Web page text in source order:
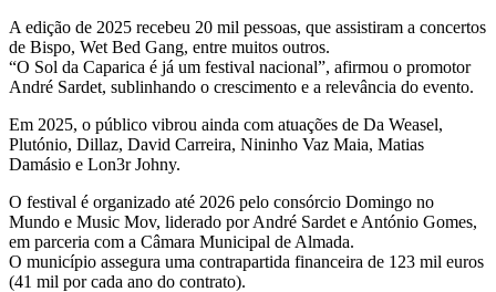
A edição de 2025 recebeu 20 mil pessoas, que assistiram a concertos
de Bispo, Wet Bed Gang, entre muitos outros.
“O Sol da Caparica é já um festival nacional”, afirmou o promotor
André Sardet, sublinhando o crescimento e a relevância do evento.
Em 2025, o público vibrou ainda com atuações de Da Weasel,
Plutónio, Dillaz, David Carreira, Nininho Vaz Maia, Matias
Damásio e Lon3r Johny.
O festival é organizado até 2026 pelo consórcio Domingo no
Mundo e Music Mov, liderado por André Sardet e António Gomes,
em parceria com a Câmara Municipal de Almada.
O município assegura uma contrapartida financeira de 123 mil euros
(41 mil por cada ano do contrato).